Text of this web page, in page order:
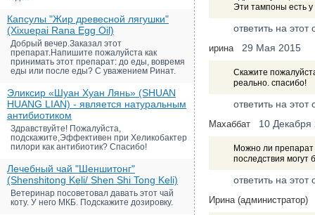
Капсулы "Жир древесной лягушки"
(Xixuepai Rana Egg Oil)
Добрый вечер.Заказал этот
препарат.Напишите пожалуйста как
принимать этот препарат: до еды, вовремя
еды или после еды? С уважением Ринат.
Эликсир «Шуан Хуан Лянь» (SHUAN
HUANG LIAN) - является натуральным
антибиотиком
Здравствуйте! Пожалуйста,
подскажите,Эффективен при Хеликобактер
пилори как антибиотик? Спасибо!
Лечебный чай "Шеншитонг"
(Shenshitong Keli/ Shen Shi Tong Keli)
Ветеринар посоветовал давать этот чай
коту. У него МКБ. Подскажите дозировку.
Эти тампоны есть у
ответить на этот
ирина 29 Мая 2015
Скажите
реально. спасибо!
ответить на этот
Махаббат 10 Декабря
Можно ли препарат
последствия могут
ответить на этот
Ирина (администратор)